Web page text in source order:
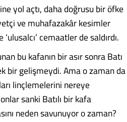
yol açtı, daha doğrusu bir öfke
ve muhafazakâr kesimler
cemaatler de saldırdı.
bu kafanın bir asır sonra Batı
bir gelişmeydi. Ama o zaman da
linçlemelerini nereye
sanki Batılı bir kafa
neden savunuyor o zaman?